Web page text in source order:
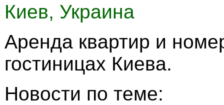
Киев, Украина
Аренда квартир и
гостиницах Киева.
Новости по теме: